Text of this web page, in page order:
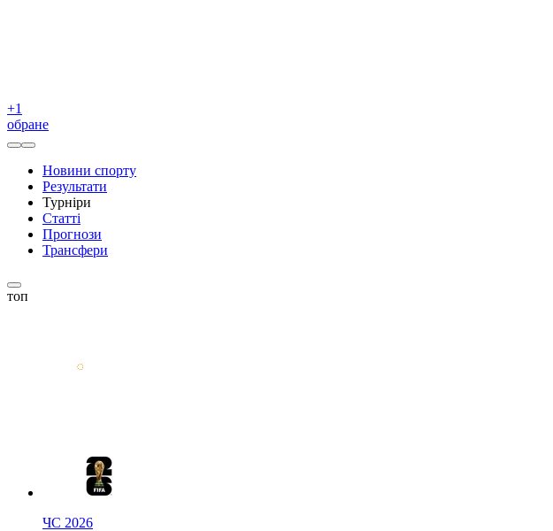
+1
обране
Новини спорту
Результати
Турніри
Статті
Прогнози
Трансфери
топ
ЧС 2026